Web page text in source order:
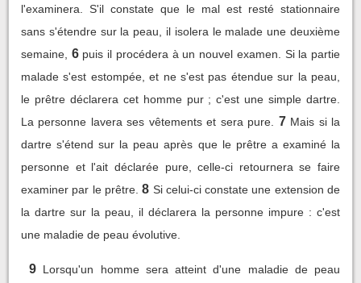
l'examinera. S'il constate que le mal est resté stationnaire
sans s'étendre sur la peau, il isolera le malade une deuxième
semaine, 6 puis il procédera à un nouvel examen. Si la partie
malade s'est estompée, et ne s'est pas étendue sur la peau,
le prêtre déclarera cet homme pur ; c'est une simple dartre.
La personne lavera ses vêtements et sera pure.
7 Mais si la
dartre s'étend sur la peau après que le prêtre a examiné la
personne et l'ait déclarée pure, celle-ci retournera se faire
examiner par le prêtre. 8 Si celui-ci constate une extension de
la dartre sur la peau, il déclarera la personne impure : c'est
une maladie de peau évolutive.
9 Lorsqu'un homme sera atteint d'une maladie de peau